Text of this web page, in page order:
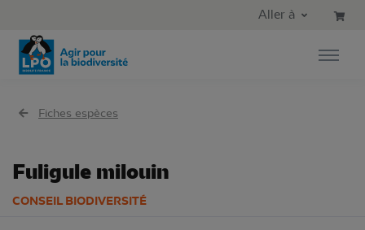
Aller au menu principal
Aller à
Fiches espèces
Fuligule milouin
CONSEIL BIODIVERSITÉ